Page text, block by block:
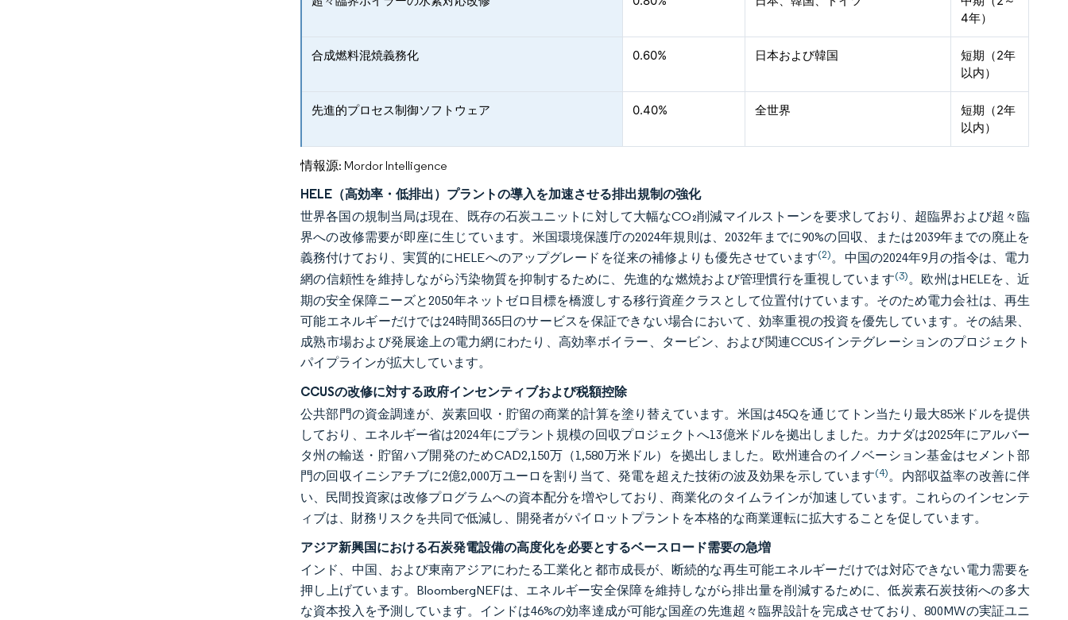
4年）
合成燃料混焼義務化 0.60% 日本および韓国
短期（2年
以内）
先進的プロセス制御ソフトウェア 0.40% 全世界
短期（2年
以内）
情報源: Mordor Intelligence
HELE（高効率・低排出）プラントの導入を加速させる排出規制の強化
世界各国の規制当局は現在、既存の石炭ユニットに対して大幅なCO₂削減マイルストーンを要求しており、超臨界および超々臨
界への改修需要が即座に生じています。米国環境保護庁の2024年規則は、2032年までに90%の回収、または2039年までの廃止を
義務付けており、実質的にHELEへのアップグレードを従来の補修よりも優先させています(2)。中国の2024年9月の指令は、電力
網の信頼性を維持しながら汚染物質を抑制するために、先進的な燃焼および管理慣行を重視しています(3)。欧州はHELEを、近
期の安全保障ニーズと2050年ネットゼロ目標を橋渡しする移行資産クラスとして位置付けています。そのため電力会社は、再生
可能エネルギーだけでは24時間365日のサービスを保証できない場合において、効率重視の投資を優先しています。その結果、
成熟市場および発展途上の電力網にわたり、高効率ボイラー、タービン、および関連CCUSインテグレーションのプロジェクト
パイプラインが拡大しています。
CCUSの改修に対する政府インセンティブおよび税額控除
公共部門の資金調達が、炭素回収・貯留の商業的計算を塗り替えています。米国は45Qを通じてトン当たり最大85米ドルを提供
しており、エネルギー省は2024年にプラント規模の回収プロジェクトへ13億米ドルを拠出しました。カナダは2025年にアルバー
タ州の輸送・貯留ハブ開発のためCAD2,150万（1,580万米ドル）を拠出しました。欧州連合のイノベーション基金はセメント部
門の回収イニシアチブに2億2,000万ユーロを割り当て、発電を超えた技術の波及効果を示しています(4)。内部収益率の改善に伴
い、民間投資家は改修プログラムへの資本配分を増やしており、商業化のタイムラインが加速しています。これらのインセンテ
ィブは、財務リスクを共同で低減し、開発者がパイロットプラントを本格的な商業運転に拡大することを促しています。
アジア新興国における石炭発電設備の高度化を必要とするベースロード需要の急増
インド、中国、および東南アジアにわたる工業化と都市成長が、断続的な再生可能エネルギーだけでは対応できない電力需要を
押し上げています。BloombergNEFは、エネルギー安全保障を維持しながら排出量を削減するために、低炭素石炭技術への多大
な資本投入を予測しています。インドは46%の効率達成が可能な国産の先進超々臨界設計を完成させており、800MWの実証ユニ